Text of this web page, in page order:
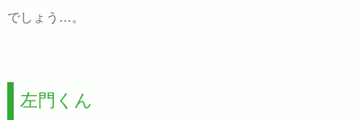
でしょう…。
左門くん